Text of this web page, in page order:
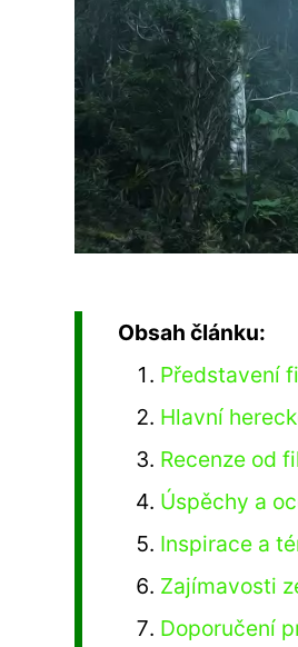
Obsah článku:
Představení
Hlavní
Recenze od
Úspěchy a
Inspirace a
Zajímavosti
Doporučení